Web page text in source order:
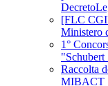
[FLC
Ministero
1°
"Schubert
Raccolta
MIBACT